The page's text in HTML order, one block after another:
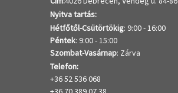
Nyitva tartás:
Hétfőtől-Csütörtökig: 9:00 - 16:00
Péntek: 9:00 - 15:00
Szombat-Vasárnap: Zárva
Telefon:
+36 52 536 068